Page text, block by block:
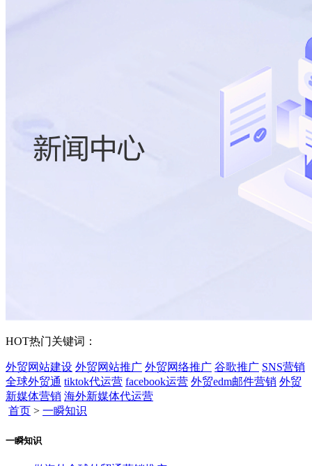
HOT热门关键词：
外贸网站建设 外贸网站推广 外贸网络推广 谷歌推广 SNS营销
全球外贸通 tiktok代运营 facebook运营 外贸edm邮件营销 外贸
新媒体营销 海外新媒体代运营
首页 > 一瞬知识
一瞬知识